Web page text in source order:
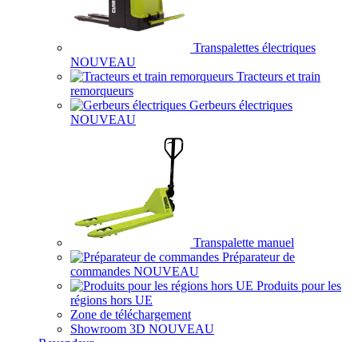
Transpalettes électriques
NOUVEAU
Tracteurs et train
remorqueurs
Gerbeurs électriques
NOUVEAU
Transpalette manuel
Préparateur de
commandes NOUVEAU
Produits pour les
régions hors UE
Zone de téléchargement
Showroom 3D NOUVEAU